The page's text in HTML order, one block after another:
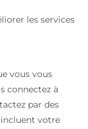
les services
vous vous
connectez à
par des
votre